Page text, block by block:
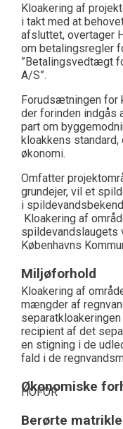
Kloakering af
i takt med at
afsluttet, overtager
om betalingsregler
”Betalingsvedtægt
A/S”.
Forudsætningen for
der forinden indgås
part om
kloakkens
økonomi.
Omfatter
grundejer, vil et
i
Kloakering af
Københavns
Miljøforhold
Kloakering af
mængder af
recipient af det
en stigning i de
fald i de
Økonomiske
HOFOR
Berørte